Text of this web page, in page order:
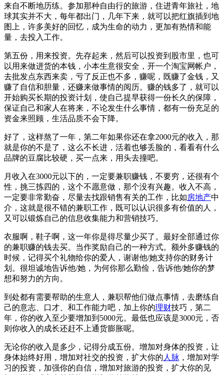
来自不断地历练。参加那种自由行的旅游，住进青年旅社，地
球其实并不大，每年都出门，几年下来，就可以把红旗插到地
图上，许多美好的回忆，成为生命的动力，更加有热情和能
量，去投入工作。
第五份，用来投资。先存起来，然后可以投资到股市里，也可
以用来做进货的本钱，小本生意很安全，开一个淘宝网帐户，
去批发点东西来卖，亏了反正也不多，赚呢，既赚了金钱，又
赚了自信和胆量，还赚来做事情的阅历。赚的钱多了，就可以
开始购买长期的投资计划，使自己提早获得一份长久的保障，
保证自己和家人在将来，不论发生什么事情，都有一份充足的
资金来照顾，生活品质不会下降。
好了，这样熬了一年，第二年如果你还在拿2000元的收入，那
就是你的不是了，这么不长进，活着也够丢脸的，看看有什么
品牌的豆腐比较硬，买一点来，用头去撞吧。
月收入在3000元以下的，一定要兼职赚钱，不要穷，还很有个
性，挑三拣四的，这个不愿意做，那个没有兴趣。收入不高，
一定要非常勤奋，尽量去找跟销售有关的工作，比如房地产中
介，这就是很不错的兼职工作，既可以认识很多有价值的人，
又可以锻炼自己的信息收集能力和营销技巧。
衣服啊，鞋子啊，这一年你是得尽量少买了。最好全部通过你
的兼职赚的钱去买。当作奖励自己的一种方式。额外多赚钱的
时候，记得买个礼物给你的爱人，谢谢他/她支持你的财务计
划。很坦诚地告诉他/她，为何你那么勤俭，告诉他/她你的梦
想和努力的方向。
到处都有需要帮助的生意人，兼职帮他们做点事情，去磨练自
己的意志、口才、和工作能力吧，加上你的理财技巧，第二
年，你的收入至少要增加到5000元。最低也应该是3000元，否
则你收入的成长还赶不上通货膨胀呢。
无论你的收入是多少，记得分成五份。增加对身体的投资，让
身体始终好用，增加对社交的投资，扩大你的 人脉 ，增加对学
习的投资，加强你的自信，增加对旅游的投资，扩大你的见